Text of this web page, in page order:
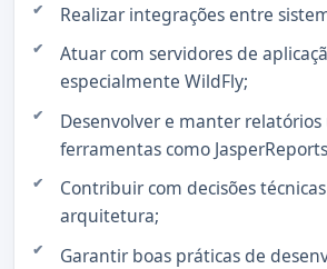
Realizar integrações entre
Atuar com servidores de
especialmente WildFly;
Desenvolver e manter
ferramentas como
Contribuir com decisões
arquitetura;
Garantir boas práticas de